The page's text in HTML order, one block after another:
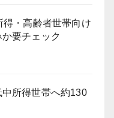
得・高齢者世帯向け
要チェック
中所得世帯へ約130